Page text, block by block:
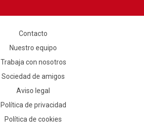
Contacto
Nuestro equipo
Trabaja con nosotros
Sociedad de amigos
Aviso legal
Política de privacidad
Política de cookies